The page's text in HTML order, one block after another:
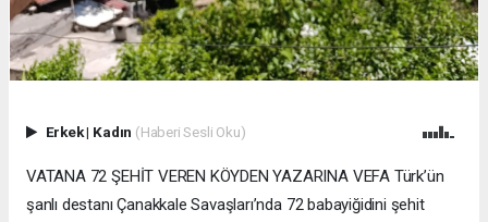
Erkek| Kadın (Haberi Sesli Oku)
VATANA 72 ŞEHİT VEREN KÖYDEN YAZARINA VEFA Türk’ün
şanlı destanı Çanakkale Savaşları’nda 72 babayiğidini şehit